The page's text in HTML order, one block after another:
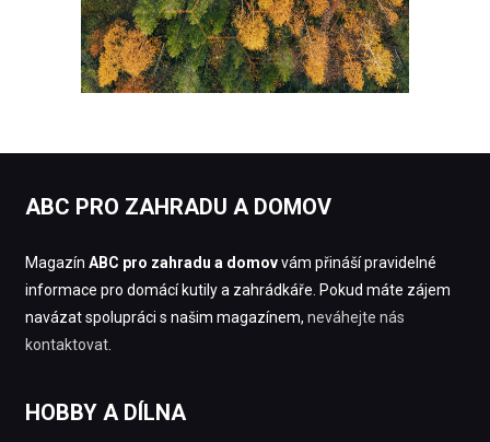
ABC PRO ZAHRADU A DOMOV
Magazín ABC pro zahradu a domovvám přináší pravidelné
informace pro domácí kutily a zahrádkáře. Pokud máte zájem
navázat spolupráci s našim magazínem, neváhejte nás
kontaktovat.
HOBBY A DÍLNA